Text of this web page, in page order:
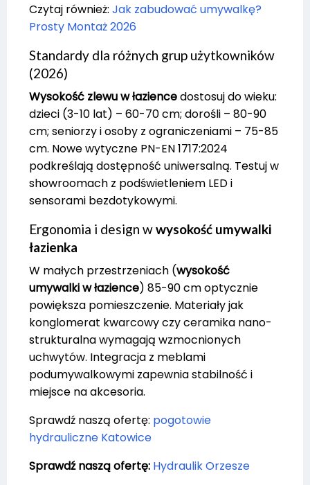
Czytaj również: Jak zabudować umywalkę?
Prosty Montaż 2026
Standardy dla różnych grup użytkowników
(2026)
Wysokość zlewu w łaziencedostosuj do wieku:
dzieci (3-10 lat) – 60-70 cm; dorośli – 80-90
cm; seniorzy i osoby z ograniczeniami – 75-85
cm. Nowe wytyczne PN-EN 1717:2024
podkreślają dostępność uniwersalną. Testuj w
showroomach z podświetleniem LED i
sensorami bezdotykowymi.
Ergonomia i design wwysokość umywalki
łazienka
W małych przestrzeniach (wysokość
umywalki w łazience) 85-90 cm optycznie
powiększa pomieszczenie. Materiały jak
konglomerat kwarcowy czy ceramika nano-
strukturalna wymagają wzmocnionych
uchwytów. Integracja z meblami
podumywalkowymi zapewnia stabilność i
miejsce na akcesoria.
Sprawdź naszą ofertę: pogotowie
hydrauliczne Katowice
Sprawdź naszą ofertę: Hydraulik Orzesze